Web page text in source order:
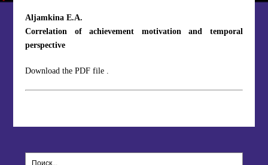
Aljamkina E.A.
Correlation of achievement motivation and temporal
perspective
Download the PDF file .